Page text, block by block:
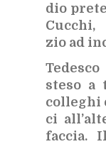
dio
zio ad
ste­so a
col­le­ghi
ci
fac­cia.